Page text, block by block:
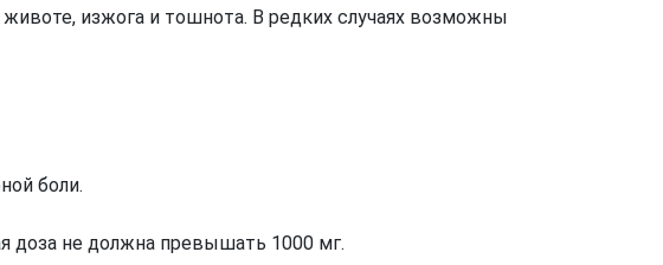
изжога и тошнота. В редких случаях возможны
боли.
доза не должна превышать 1000 мг.